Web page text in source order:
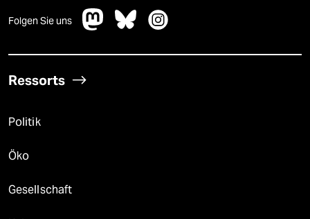
Folgen Sie uns
Ressorts
Politik
Öko
Gesellschaft